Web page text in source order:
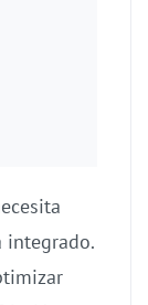
integrado.